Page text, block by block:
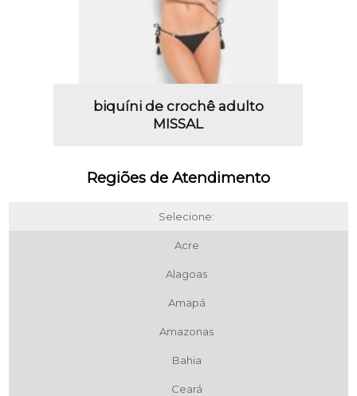
biquíni de crochê adulto
MISSAL
Regiões de Atendimento
Selecione:
Acre
Alagoas
Amapá
Amazonas
Bahia
Ceará